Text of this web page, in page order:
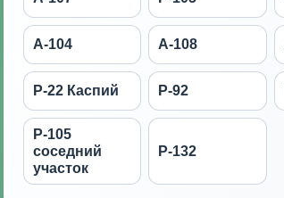
А-104 А-108
Р-22 Каспий Р-92
Р-105
соседний
участок
Р-132